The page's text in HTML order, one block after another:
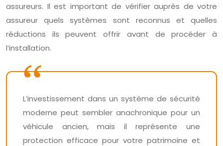
assureurs. Il est important de vérifier auprès de votre
assureur quels systèmes sont reconnus et quelles
réductions ils peuvent offrir avant de procéder à
l’installation.
L’investissement dans un système de sécurité
moderne peut sembler anachronique pour un
véhicule ancien, mais il représente une
protection efficace pour votre patrimoine et